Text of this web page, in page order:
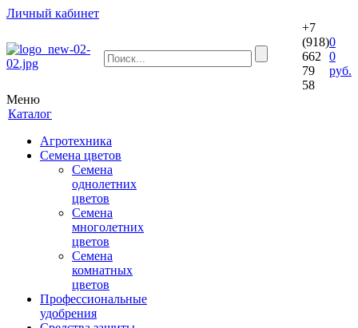
Личный кабинет
+7
(918)
662
79
58
0
0
руб.
Меню
Каталог
Агротехника
Семена цветов
Семена
однолетних
цветов
Семена
многолетних
цветов
Семена
комнатных
цветов
Профессиональные
удобрения